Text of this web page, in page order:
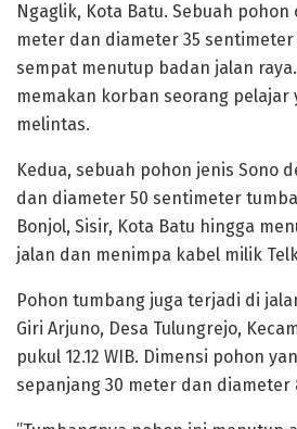
Ngaglik, Kota Batu. Sebuah
meter dan diameter 35
sempat menutup badan jalan
memakan korban seorang
melintas.
Kedua, sebuah pohon jenis Sono
dan diameter 50 sentimeter
Bonjol, Sisir, Kota Batu hingga
jalan dan menimpa kabel milik
Pohon tumbang juga terjadi di
Giri Arjuno, Desa Tulungrejo,
pukul 12.12 WIB. Dimensi pohon
sepanjang 30 meter dan diameter